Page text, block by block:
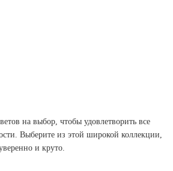
на выбор, чтобы удовлетворить все
Выберите из этой широкой коллекции,
и круто.